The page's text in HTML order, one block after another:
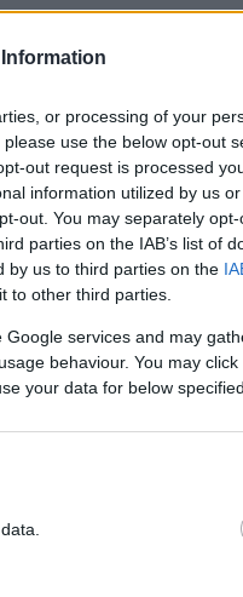
or processing of your
use the below opt-out
out request is processed
information utilized by us
out. You may separately
parties on the IAB’s list of
by us to third parties on the
to other third parties.
services and may
behaviour. You may
your data for below
cold waters of
is a form of extreme
first.
4, 2023
δάχτυλό της
Ατόμων με